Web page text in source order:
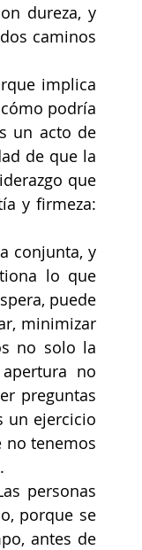
dureza, y
caminos
implica
podría
un acto de
de que la
que
y firmeza:
conjunta, y
lo que
puede
minimizar
no solo la
no
preguntas
un ejercicio
no tenemos
personas
porque se
antes de